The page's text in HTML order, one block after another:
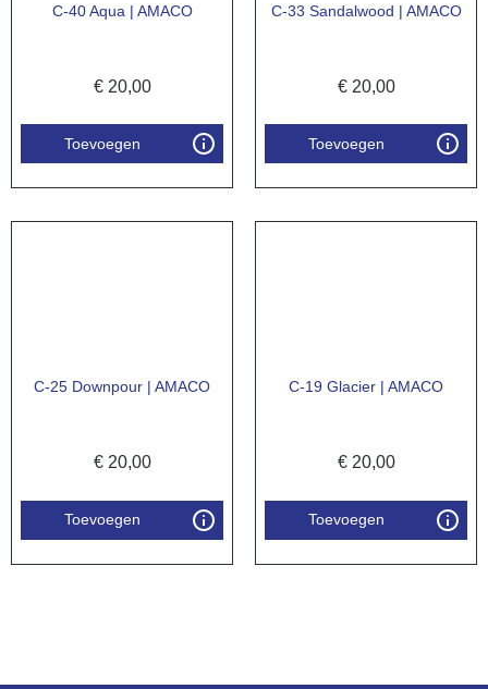
C-40 Aqua | AMACO
€20,00
Toevoegen
C-33 Sandalwood | AMACO
€20,00
Toevoegen
C-25 Downpour | AMACO
€20,00
Toevoegen
C-19 Glacier | AMACO
€20,00
Toevoegen